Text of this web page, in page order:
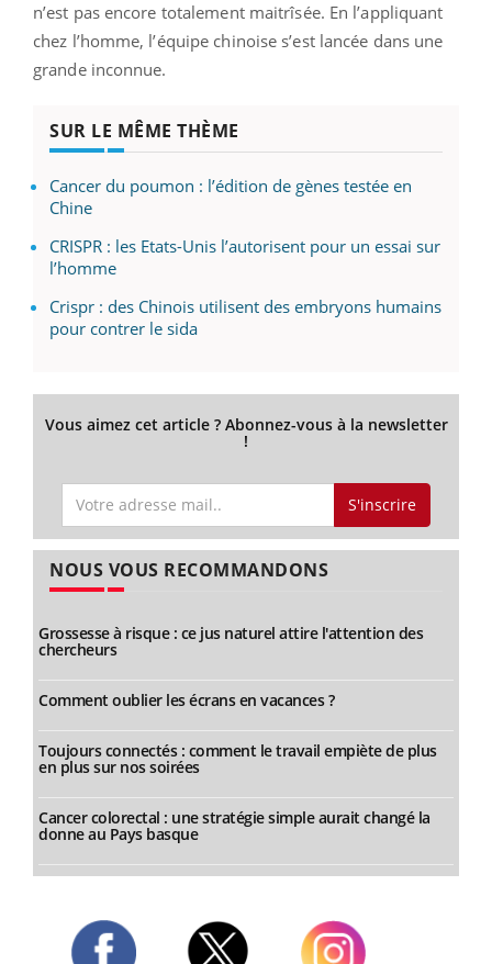
n’est pas encore totalement maitrîsée. En l’appliquant
chez l’homme, l’équipe chinoise s’est lancée dans une
grande inconnue.
SUR LE MÊME THÈME
Cancer du poumon : l’édition de gènes testée en
Chine
CRISPR : les Etats-Unis l’autorisent pour un essai sur
l’homme
Crispr : des Chinois utilisent des embryons humains
pour contrer le sida
Vous aimez cet article ? Abonnez-vous à la newsletter
!
S'inscrire
NOUS VOUS RECOMMANDONS
Grossesse à risque : ce jus naturel attire l'attention des
chercheurs
Comment oublier les écrans en vacances ?
Toujours connectés : comment le travail empiète de plus
en plus sur nos soirées
Cancer colorectal : une stratégie simple aurait changé la
donne au Pays basque